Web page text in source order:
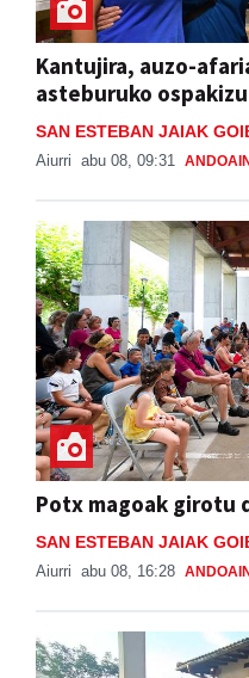
Kantujira, auzo-
asteburuko
SAN ESTEBAN JAIAK
Aiurri abu 08, 09:31 ANDOAIN
Potx magoak girotu
SAN ESTEBAN JAIAK
Aiurri abu 08, 16:28